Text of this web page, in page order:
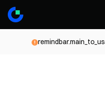
remindbar.main_to_us